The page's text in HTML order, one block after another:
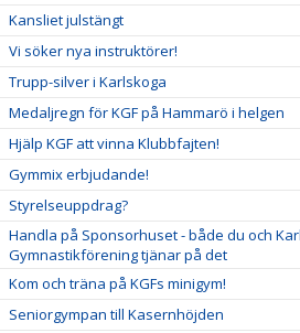
Kansliet julstängt
Vi söker nya instruktörer!
Trupp-silver i Karlskoga
Medaljregn för KGF på Hammarö i helgen
Hjälp KGF att vinna Klubbfajten!
Gymmix erbjudande!
Styrelseuppdrag?
Handla på Sponsorhuset - både du och
Gymnastikförening tjänar på det
Kom och träna på KGFs minigym!
Seniorgympan till Kasernhöjden